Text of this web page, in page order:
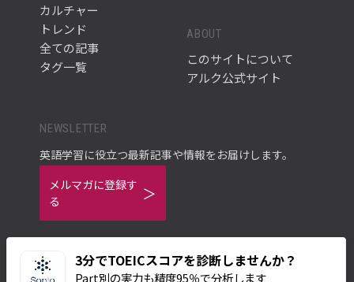
3分でTOEICスコアを診断しませんか？
Part別の実力も精度95％で分析します
カルチャー
トレンド
全ての記事
タグ一覧
ABOUT
このサイトについて
アルク公式サイト
NEWSLETTER
英語学習に役立つ最新記事や情報をお届けします。
メルマガに登録す
る